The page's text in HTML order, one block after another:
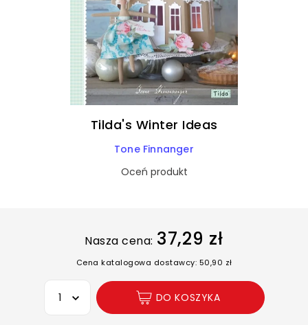
Tilda's Winter Ideas
Tone Finnanger
Oceń produkt
Nasza cena: 37,29 zł
Cena katalogowa dostawcy: 50,90 zł
Wybierz opcję
DO KOSZYKA